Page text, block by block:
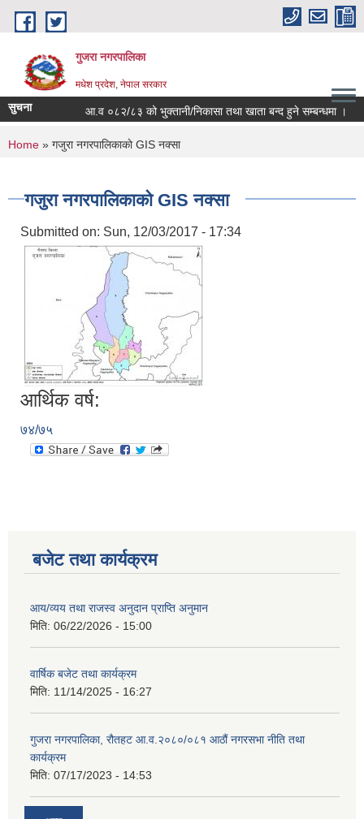
Skip to main content
गुजरा नगरपालिका
मधेश प्रदेश, नेपाल सरकार
सुचना आ.व ०८२/८३ को भु्क्तानी/निकासा तथा खाता बन्द हुने सम्बन्धमा ।
You are here
Home » गजुरा नगरपालिकाकाे GIS नक्सा
गजुरा नगरपालिकाकाे GIS नक्सा
Submitted on: Sun, 12/03/2017 - 17:34
आर्थिक वर्ष:
७४/७५
बजेट तथा कार्यक्रम
आय/व्यय तथा राजस्व अनुदान प्राप्ति अनुमान
मिति: 06/22/2026 - 15:00
वार्षिक बजेट तथा कार्यक्रम
मिति: 11/14/2025 - 16:27
गुजरा नगरपालिका, रौतहट आ.व.२०८०/०८१ आठौं नगरसभा नीति तथा
कार्यक्रम
मिति: 07/17/2023 - 14:53